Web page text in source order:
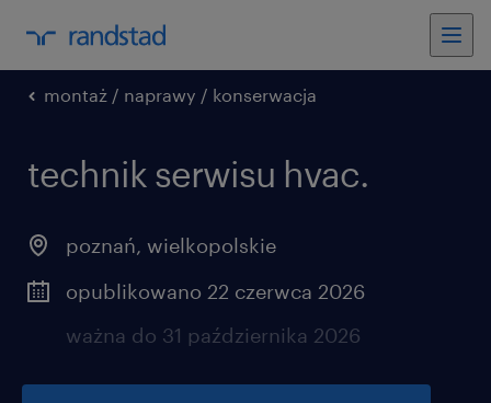
montaż / naprawy / konserwacja
technik serwisu hvac.
poznań, wielkopolskie
opublikowano 22 czerwca 2026
ważna do 31 października 2026